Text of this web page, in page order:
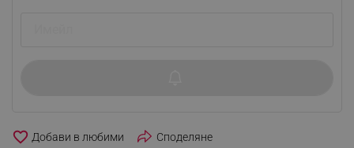
favorite_border Споделяне